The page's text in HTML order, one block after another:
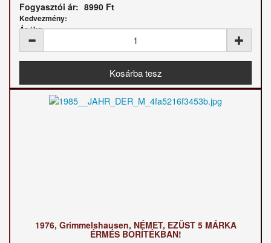
Fogyasztói ár: 8990 Ft
Kedvezmény:
Ár / kg:
1976, Grimmelshausen, NÉMET, EZÜST 5 MÁRKA
ÉRMÉS BORÍTÉKBAN!